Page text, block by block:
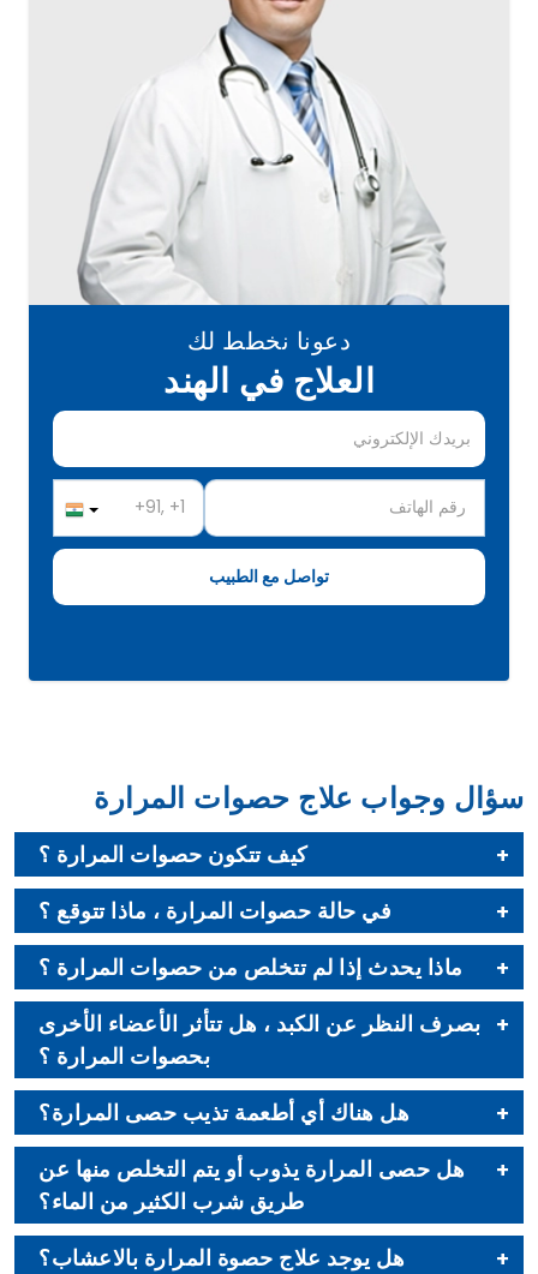
دعونا نخطط لك
العلاج في الهند
سؤال وجواب علاج حصوات المرارة
كيف تتكون حصوات المرارة ؟
في حالة حصوات المرارة ، ماذا تتوقع ؟
ماذا يحدث إذا لم تتخلص من حصوات المرارة ؟
بصرف النظر عن الكبد ، هل تتأثر الأعضاء الأخرى
بحصوات المرارة ؟
هل هناك أي أطعمة تذيب حصى المرارة؟
هل حصى المرارة يذوب أو يتم التخلص منها عن
طريق شرب الكثير من الماء؟
هل يوجد علاج حصوة المرارة بالاعشاب؟